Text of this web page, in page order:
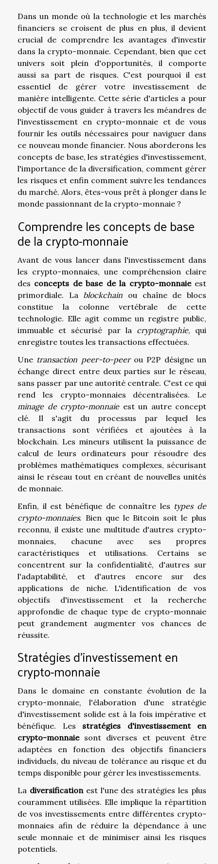
Dans un monde où la technologie et les marchés
financiers se croisent de plus en plus, il devient
crucial de comprendre les avantages d'investir
dans la crypto-monnaie. Cependant, bien que cet
univers soit plein d'opportunités, il comporte
aussi sa part de risques. C'est pourquoi il est
essentiel de gérer votre investissement de
manière intelligente. Cette série d'articles a pour
objectif de vous guider à travers les méandres de
l'investissement en crypto-monnaie et de vous
fournir les outils nécessaires pour naviguer dans
ce nouveau monde financier. Nous aborderons les
concepts de base, les stratégies d'investissement,
l'importance de la diversification, comment gérer
les risques et enfin comment suivre les tendances
du marché. Alors, êtes-vous prêt à plonger dans le
monde passionnant de la crypto-monnaie ?
Comprendre les concepts de base
de la crypto-monnaie
Avant de vous lancer dans l'investissement dans
les crypto-monnaies, une compréhension claire
des concepts de base de la crypto-monnaieest
primordiale. La blockchain ou chaîne de blocs
constitue la colonne vertébrale de cette
technologie. Elle agit comme un registre public,
immuable et sécurisé par la cryptographie, qui
enregistre toutes les transactions effectuées.
Une transaction peer-to-peerou P2P désigne un
échange direct entre deux parties sur le réseau,
sans passer par une autorité centrale. C'est ce qui
rend les crypto-monnaies décentralisées. Le
minage de crypto-monnaieest un autre concept
clé. Il s'agit du processus par lequel les
transactions sont vérifiées et ajoutées à la
blockchain. Les mineurs utilisent la puissance de
calcul de leurs ordinateurs pour résoudre des
problèmes mathématiques complexes, sécurisant
ainsi le réseau tout en créant de nouvelles unités
de monnaie.
Enfin, il est bénéfique de connaître les types de
crypto-monnaies. Bien que le Bitcoin soit le plus
reconnu, il existe une multitude d'autres crypto-
monnaies, chacune avec ses propres
caractéristiques et utilisations. Certains se
concentrent sur la confidentialité, d'autres sur
l'adaptabilité, et d'autres encore sur des
applications de niche. L'identification de vos
objectifs d'investissement et la recherche
approfondie de chaque type de crypto-monnaie
peut grandement augmenter vos chances de
réussite.
Stratégies d'investissement en
crypto-monnaie
Dans le domaine en constante évolution de la
crypto-monnaie, l'élaboration d'une stratégie
d'investissement solide est à la fois impérative et
bénéfique. Les stratégies d'investissement en
crypto-monnaiesont diverses et peuvent être
adaptées en fonction des objectifs financiers
individuels, du niveau de tolérance au risque et du
temps disponible pour gérer les investissements.
La diversificationest l'une des stratégies les plus
couramment utilisées. Elle implique la répartition
de vos investissements entre différentes crypto-
monnaies afin de réduire la dépendance à une
seule monnaie et de minimiser ainsi les risques
potentiels.